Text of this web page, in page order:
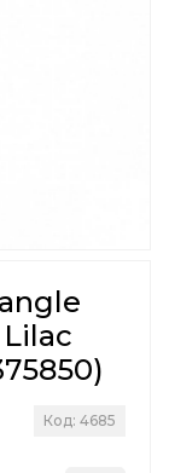
Код: 4685